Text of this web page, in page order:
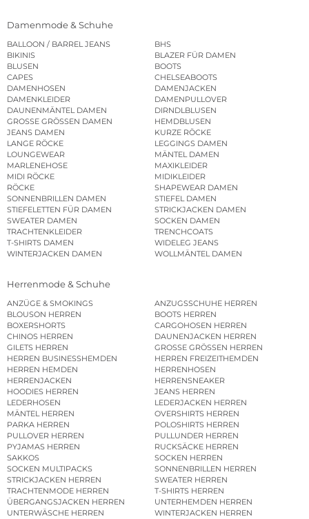
Damenmode & Schuhe
BALLOON / BARREL JEANS
BHS
BIKINIS
BLAZER FÜR DAMEN
BLUSEN
BOOTS
CAPES
CHELSEABOOTS
DAMENHOSEN
DAMENJACKEN
DAMENKLEIDER
DAMENPULLOVER
DAUNENMÄNTEL DAMEN
DIRNDLBLUSEN
GROSSE GRÖSSEN DAMEN
HEMDBLUSEN
JEANS DAMEN
KURZE RÖCKE
LANGE RÖCKE
LEGGINGS DAMEN
LOUNGEWEAR
MÄNTEL DAMEN
MARLENEHOSE
MAXIKLEIDER
MIDI RÖCKE
MIDIKLEIDER
RÖCKE
SHAPEWEAR DAMEN
SONNENBRILLEN DAMEN
STIEFEL DAMEN
STIEFELETTEN FÜR DAMEN
STRICKJACKEN DAMEN
SWEATER DAMEN
SOCKEN DAMEN
TRACHTENKLEIDER
TRENCHCOATS
T-SHIRTS DAMEN
WIDELEG JEANS
WINTERJACKEN DAMEN
WOLLMÄNTEL DAMEN
Herrenmode & Schuhe
ANZÜGE & SMOKINGS
ANZUGSSCHUHE HERREN
BLOUSON HERREN
BOOTS HERREN
BOXERSHORTS
CARGOHOSEN HERREN
CHINOS HERREN
DAUNENJACKEN HERREN
GILETS HERREN
GROSSE GRÖSSEN HERREN
HERREN BUSINESSHEMDEN
HERREN FREIZEITHEMDEN
HERREN HEMDEN
HERRENHOSEN
HERRENJACKEN
HERRENSNEAKER
HOODIES HERREN
JEANS HERREN
LEDERHOSEN
LEDERJACKEN HERREN
MÄNTEL HERREN
OVERSHIRTS HERREN
PARKA HERREN
POLOSHIRTS HERREN
PULLOVER HERREN
PULLUNDER HERREN
PYJAMAS HERREN
RUCKSÄCKE HERREN
SAKKOS
SOCKEN HERREN
SOCKEN MULTIPACKS
SONNENBRILLEN HERREN
STRICKJACKEN HERREN
SWEATER HERREN
TRACHTENMODE HERREN
T-SHIRTS HERREN
ÜBERGANGSJACKEN HERREN
UNTERHEMDEN HERREN
UNTERWÄSCHE HERREN
WINTERJACKEN HERREN